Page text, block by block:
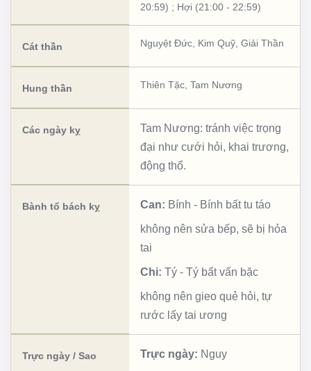
20:59) ; Hợi (21:00 - 22:59)
Cát thần Nguyệt Đức Kim Quỹ Giải Thần
Hung thần Thiên Tặc Tam Nương
Các ngày kỵ
Tam Nương: tránh việc trọng
đại như cưới hỏi, khai trương,
động thổ.
Bành tổ bách kỵ Can: Bính - Bính bất tu táo
không nên sửa bếp, sẽ bị hỏa
tai
Chi: Tý - Tý bất vấn bặc
không nên gieo quẻ hỏi, tự
rước lấy tai ương
Trực ngày / Sao Trực ngày: Nguy